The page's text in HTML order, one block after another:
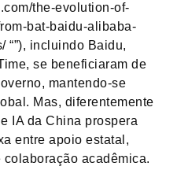
the-evolution-of-
bat-baidu-alibaba-
“”), incluindo Baidu,
se beneficiaram de
mantendo-se
Mas, diferentemente
IA da China prospera
entre apoio estatal,
acadêmica.